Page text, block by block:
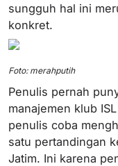
sungguh hal ini
konkret.
Foto: merahputih
Penulis pernah
manajemen klub
penulis coba
satu pertandingan
Jatim. Ini karena